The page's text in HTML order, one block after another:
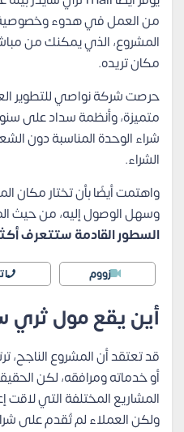
من العمل في هدوء وخصوصية
المشروع، الذي يمكنك من
مكان تريده.
حرصت شركة نواصي للتطوير
متميزة، وأنظمة سداد على
شراء الوحدة المناسبة دون
الشراء.
واهتمت أيضًا بأن تختار مكان
وسهل الوصول إليه، من حيث
السطور القادمة ستتعرف
زووم
أين يقع مول ثري
قد تعتقد أن المشروع الناجح،
أو خدماته ومرافقه، لكن
المشاريع المختلفة التي لاقت
ولكن العملاء لم تُقدم على